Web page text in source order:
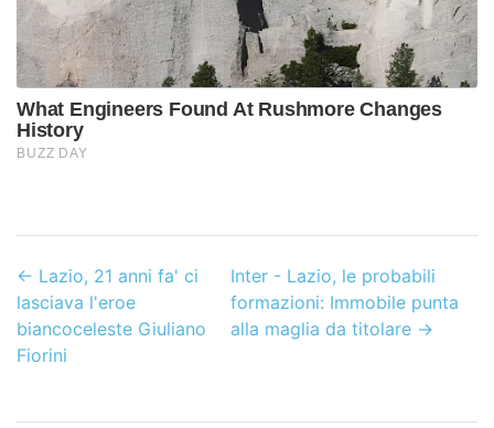
← Lazio, 21 anni fa' ci
lasciava l'eroe
biancoceleste Giuliano
Fiorini
Inter - Lazio, le probabili
formazioni: Immobile punta
alla maglia da titolare→